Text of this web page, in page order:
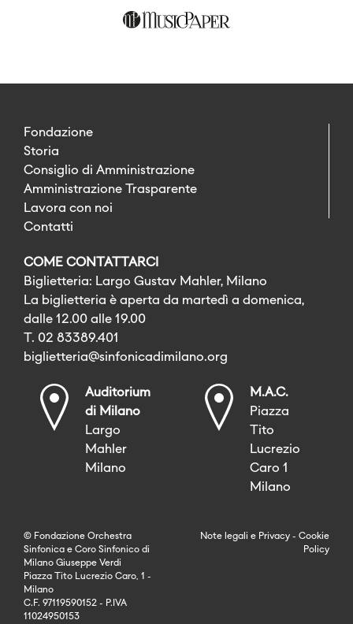
Fondazione
Storia
Consiglio di Amministrazione
Amministrazione Trasparente
Lavora con noi
Contatti
COME CONTATTARCI
Biglietteria: Largo Gustav Mahler, Milano
La biglietteria è aperta da martedì a domenica,
dalle 12.00 alle 19.00
T. 02 83389.401
biglietteria@sinfonicadimilano.org
Auditorium
di Milano
Largo
Mahler
Milano
M.A.C.
Piazza
Tito
Lucrezio
Caro 1
Milano
© Fondazione Orchestra
Sinfonica e Coro Sinfonico di
Milano Giuseppe Verdi
Piazza Tito Lucrezio Caro, 1 -
Milano
C.F. 97119590152 - P.IVA
11024950153
Note legali e Privacy - Cookie
Policy